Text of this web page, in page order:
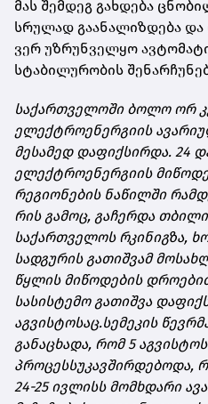
მას შემდეგ გახდება
სრულად გაანალიზდება
ვერ უზრუნველყო
სტაბილურობის
საქართველოში ბოლო ორ
ელექტროენერგიის
მესამედ დაფიქსირდა. 24
ელექტროენერგიის
რეგიონების ნაწილში
რის გამოც, გაჩერდა
საქართველოს რკინიგზა,
სადგურის გათიშვამ
წყლის მიწოდების
სასისტემო გათიშვა
აგვისტოსაც.სემეკის
განაცხადა, რომ 5
პროცესსუკავშირდებოდა,
24-25 ივლისს მომხდარი